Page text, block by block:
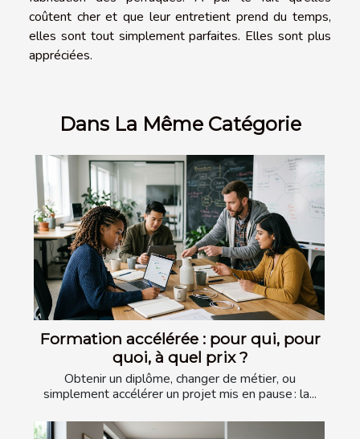
coûtent cher et que leur entretient prend du temps,
elles sont tout simplement parfaites. Elles sont plus
appréciées.
Dans La Même Catégorie
Formation accélérée : pour qui, pour
quoi, à quel prix ?
Obtenir un diplôme, changer de métier, ou
simplement accélérer un projet mis en pause : la...